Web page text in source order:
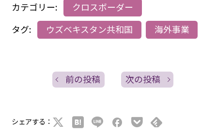
カテゴリー:
クロスボーダー
タグ:
ウズベキスタン共和国 海外事業
前の投稿 次の投稿
シェアする：